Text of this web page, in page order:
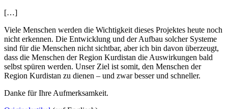
[…]
Viele Menschen werden die Wichtigkeit dieses Projektes heute noch
nicht erkennen. Die Entwicklung und der Aufbau solcher Systeme
sind für die Menschen nicht sichtbar, aber ich bin davon überzeugt,
dass die Menschen der Region Kurdistan die Auswirkungen bald
selbst spüren werden. Unser Ziel ist somit, den Menschen der
Region Kurdistan zu dienen – und zwar besser und schneller.
Danke für Ihre Aufmerksamkeit.